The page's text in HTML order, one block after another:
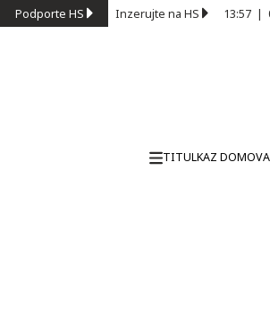
Podporte HS Inzerujte na HS 13:57 |
TITULKAZ DOMOVA